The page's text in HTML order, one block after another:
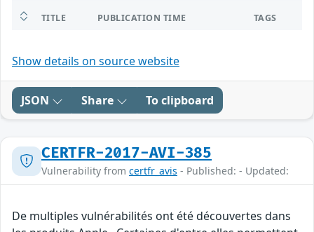
TITLE PUBLICATION TIME TAGS
Show details on source website
JSON Share To clipboard
CERTFR-2017-AVI-385
Vulnerability from certfr_avis - Published: - Updated:
De multiples vulnérabilités ont été découvertes dans